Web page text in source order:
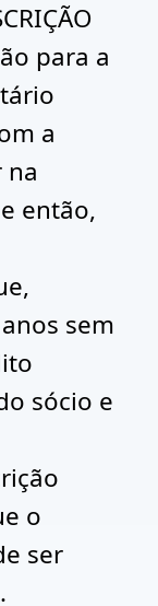
para a
a
na
então,
sem
sócio e
o
ser